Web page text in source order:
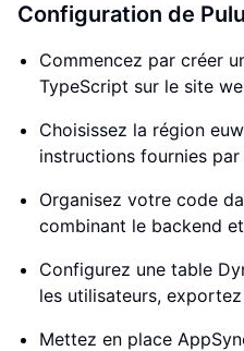
Configuration de
Commencez par créer
TypeScript sur le site
Choisissez la région
instructions fournies par
Organisez votre code
combinant le backend
Configurez une table
les utilisateurs,
Mettez en place